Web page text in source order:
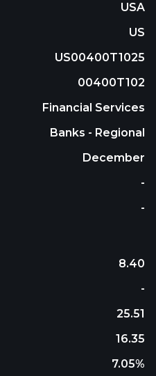
USA
US
US00400T1025
00400T102
Financial Services
Banks - Regional
December
-
-
8.40
-
25.51
16.35
7.05%